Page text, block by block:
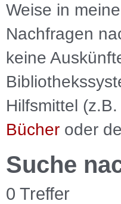
Weise in
Nachfragen
keine
Hilfsmittel
Bücher oder
Suche
0 Treffer